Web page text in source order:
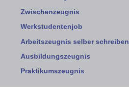
Zwischenzeugnis
Werkstudentenjob
Arbeitszeugnis selber schreiben
Ausbildungszeugnis
Praktikumszeugnis